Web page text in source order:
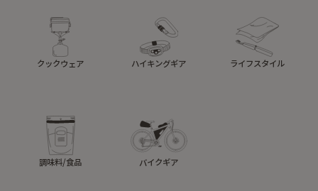
クックウェア ハイキングギア ライフスタイル
調味料/食品 バイクギア